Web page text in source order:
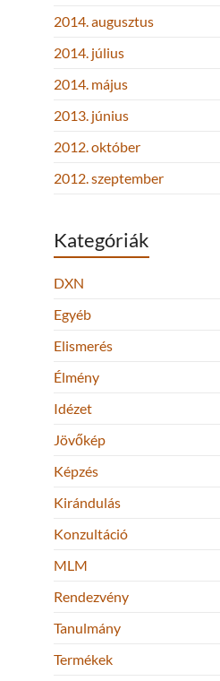
2014. augusztus
2014. július
2014. május
2013. június
2012. október
2012. szeptember
Kategóriák
DXN
Egyéb
Elismerés
Élmény
Idézet
Jövőkép
Képzés
Kirándulás
Konzultáció
MLM
Rendezvény
Tanulmány
Termékek